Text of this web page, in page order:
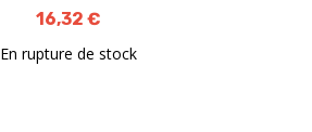
16,32 €
En rupture de stock